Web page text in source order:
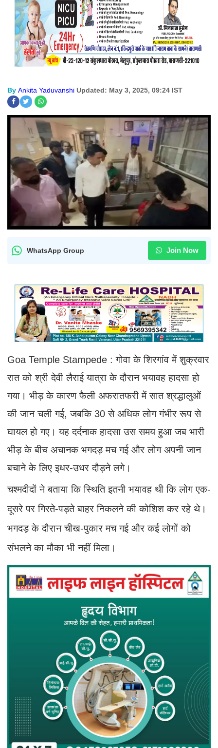
By Ankita Yaduvanshi Updated: May 3, 2025, 09:24 IST
WhatsApp Group Join Now
Goa Temple Stampede : गोवा के शिरगांव में शुक्रवार
रात को श्री देवी लैराई यात्रा के दौरान भयावह हादसा हो
गया। भीड़ के कारण फैली अफरातफरी में सात श्रद्धालुओं
की जान चली गई, जबकि 30 से अधिक लोग गंभीर रूप से
घायल हो गए। यह दर्दनाक हादसा उस समय हुआ जब भारी
भीड़ के बीच अचानक भगदड़ मच गई और लोग अपनी जान
बचाने के लिए इधर-उधर दौड़ने लगे।
चश्मदीदों ने बताया कि स्थिति इतनी भयावह थी कि लोग एक-
दूसरे पर गिरते-पड़ते बाहर निकलने की कोशिश कर रहे थे।
भगदड़ के दौरान चीख-पुकार मच गई और कई लोगों को
संभलने का मौका भी नहीं मिला।